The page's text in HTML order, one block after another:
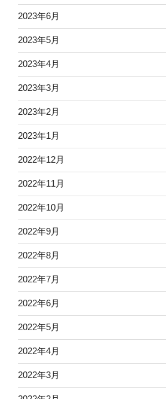
2023年6月
2023年5月
2023年4月
2023年3月
2023年2月
2023年1月
2022年12月
2022年11月
2022年10月
2022年9月
2022年8月
2022年7月
2022年6月
2022年5月
2022年4月
2022年3月